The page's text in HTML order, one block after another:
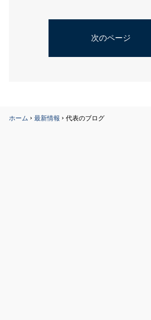
次のページ
ホーム › 最新情報 › 代表のブログ